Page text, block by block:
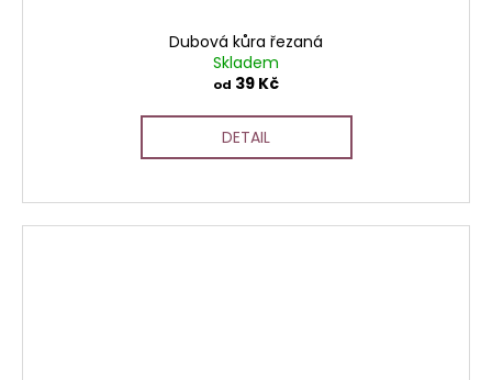
Dubová kůra řezaná
Skladem
od 39 Kč
DETAIL